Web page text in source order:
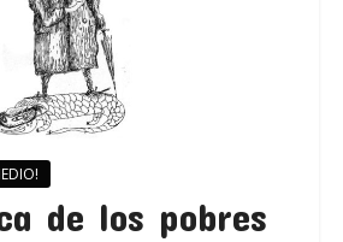
de los pobres